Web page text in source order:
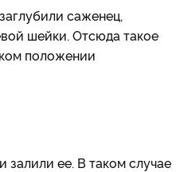
саженец,
шейки. Отсюда такое
положении
ее. В таком случае